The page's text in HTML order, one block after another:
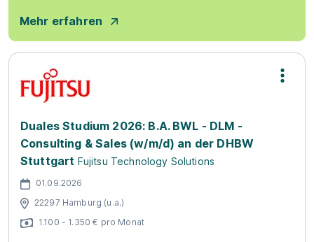
Mehr erfahren
Duales Studium 2026: B.A. BWL - DLM -
Consulting & Sales (w/m/d) an der DHBW
Stuttgart Fujitsu Technology Solutions
01.09.2026
22297 Hamburg (u.a.)
1.100 - 1.350 € pro Monat